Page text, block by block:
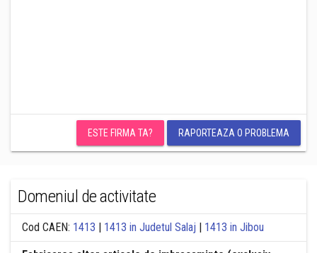
ESTE FIRMA TA? RAPORTEAZA O PROBLEMA
Domeniul de activitate
Cod CAEN: 1413 | 1413 in Judetul Salaj | 1413 in Jibou